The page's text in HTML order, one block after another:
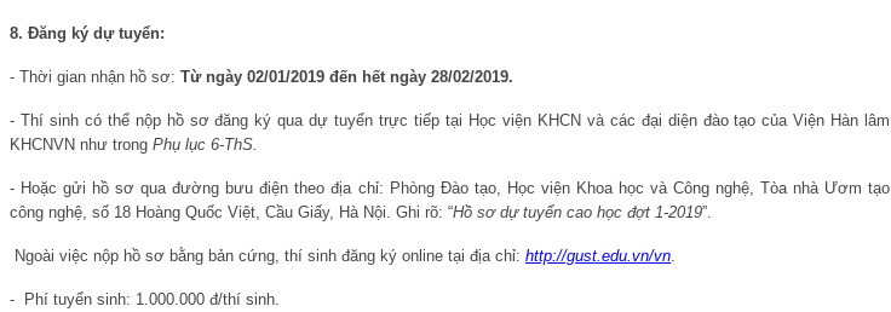
8. Đăng ký dự tuyển:
- Thời gian nhận hồ sơ: Từ ngày 02/01/2019 đến hết ngày 28/02/2019.
- Thí sinh có thể nộp hồ sơ đăng ký qua dự tuyển trực tiếp tại Học viện KHCN và các đại diện đào tạo của Viện Hàn lâm
KHCNVN như trong Phụ lục 6-ThS.
- Hoặc gửi hồ sơ qua đường bưu điện theo địa chỉ: Phòng Đào tạo, Học viện Khoa học và Công nghệ, Tòa nhà Ươm tạo
công nghệ, số 18 Hoàng Quốc Việt, Cầu Giấy, Hà Nội. Ghi rõ: “Hồ sơ dự tuyển cao học đợt 1-2019”.
Ngoài việc nộp hồ sơ bằng bản cứng, thí sinh đăng ký online tại địa chỉ: http://gust.edu.vn/vn
- Phí tuyển sinh: 1.000.000 đ/thí sinh.